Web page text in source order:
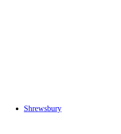
Shrewsbury